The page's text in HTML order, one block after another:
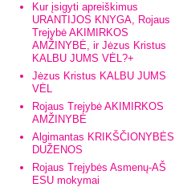
Kur įsigyti apreiškimus
URANTIJOS KNYGA, Rojaus
Trejybė AKIMIRKOS
AMŽINYBĖ, ir Jėzus Kristus
KALBU JUMS VĖL?+
Jėzus Kristus KALBU JUMS
VĖL
Rojaus Trejybė AKIMIRKOS
AMŽINYBĖ
Algimantas KRIKŠČIONYBĖS
DUŽENOS
Rojaus Trejybės Asmenų-AŠ
ESU mokymai